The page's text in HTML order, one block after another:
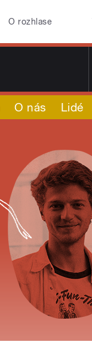
O rozhlase
O nás Lidé